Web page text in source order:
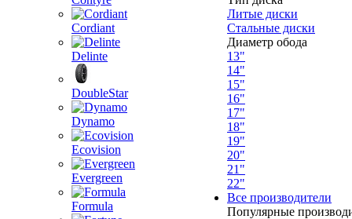
Cordiant
Delinte
DoubleStar
Dynamo
Ecovision
Evergreen
Formula
Литые диски
Стальные диски
Диаметр обода
13"
14"
15"
16"
17"
18"
19"
20"
21"
22"
Все производители
Популярные